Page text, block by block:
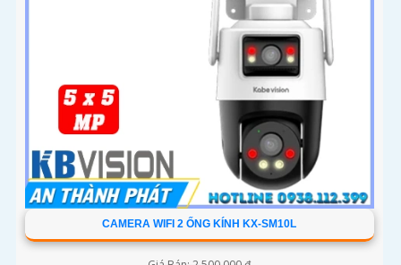
CAMERA WIFI 2 ỐNG KÍNH KX-SM10L